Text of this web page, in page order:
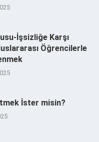
İşsizliğe Karşı
Öğrencilerle
İster misin?